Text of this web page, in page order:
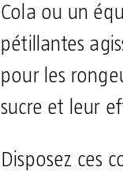
Cola ou un
pétillantes
pour les
sucre et leur
Disposez ces